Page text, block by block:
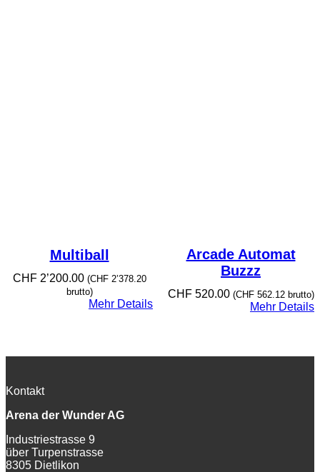
Multiball
CHF2’200.00 (CHF2’378.20
brutto)
Mehr Details
Arcade Automat
Buzzz
CHF520.00 (CHF562.12brutto)
Mehr Details
Kontakt
Arena der Wunder AG
Industriestrasse 9
über Turpenstrasse
8305 Dietlikon